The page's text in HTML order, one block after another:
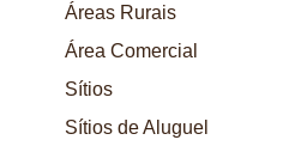
Áreas Rurais
Área Comercial
Sítios
Sítios de Aluguel